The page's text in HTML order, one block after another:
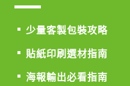
少量客製包裝攻略
貼紙印刷選材指南
海報輸出必看指南